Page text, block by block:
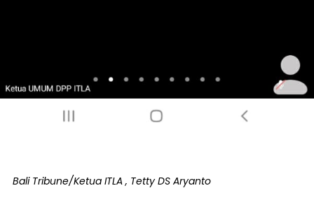
Bali Tribune/Ketua ITLA , Tetty DS Aryanto